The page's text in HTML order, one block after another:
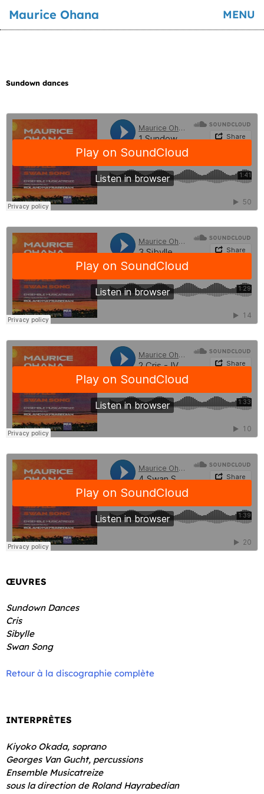
Maurice Ohana MENU
Sundown dances
ŒUVRES
Sundown Dances
Cris
Sibylle
Swan Song
Retour à la discographie complète
INTERPRÈTES
Kiyoko Okada, soprano
Georges Van Gucht, percussions
Ensemble Musicatreize
sous la direction de Roland Hayrabedian